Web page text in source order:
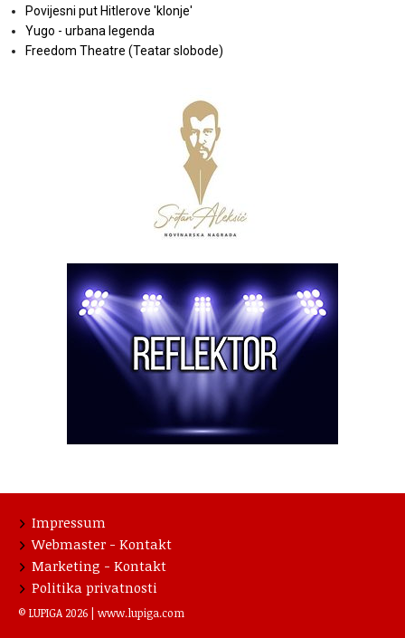
Povijesni put Hitlerove 'klonje'
Yugo - urbana legenda
Freedom Theatre (Teatar slobode)
Impressum
Webmaster - Kontakt
Marketing - Kontakt
Politika privatnosti
© LUPIGA 2026 | www.lupiga.com